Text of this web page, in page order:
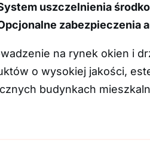
uszczelnienia
zabezpieczenia
na rynek okien i
o wysokiej jakości,
budynkach